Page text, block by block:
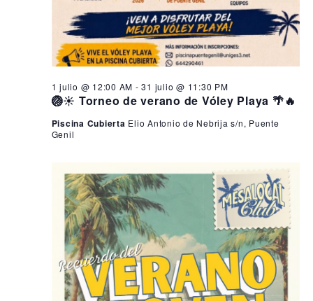
🏐☀️ Torneo de verano de Vóley Playa 🌴🔥
1 julio @ 12:00 AM -31 julio @ 11:30 PM
Piscina Cubierta Elio Antonio de Nebrija s/n, Puente
Genil